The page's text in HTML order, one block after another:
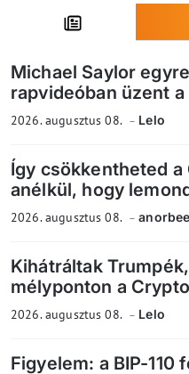
Michael Saylor
rapvideóban üzent
2026. augusztus 08. Lelo
Így csökkentheted
anélkül, hogy
2026. augusztus 08. anorbee
Kihátráltak
mélyponton a
2026. augusztus 08. Lelo
Figyelem: a BIP-110